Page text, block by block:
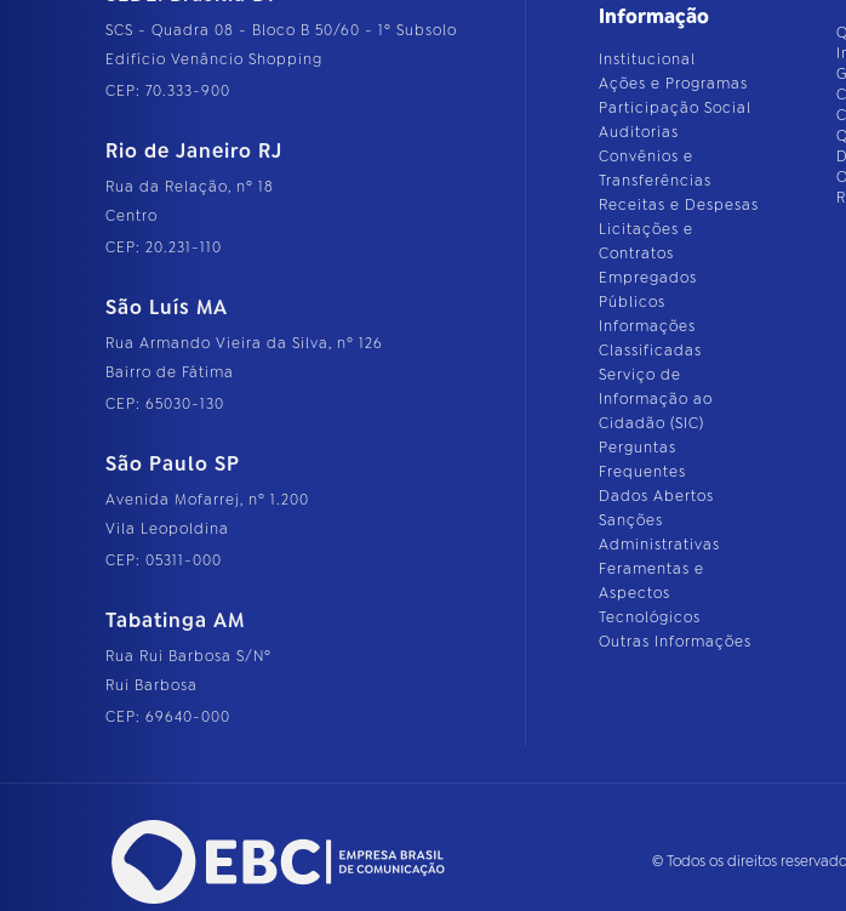
SCS - Quadra 08 - Bloco B 50/60 - 1º Subsolo
Edifício Venâncio Shopping
CEP: 70.333-900
Rio de Janeiro RJ
Rua da Relação, nº 18
Centro
CEP: 20.231-110
São Luís MA
Rua Armando Vieira da Silva, nº 126
Bairro de Fátima
CEP: 65030-130
São Paulo SP
Avenida Mofarrej, nº 1.200
Vila Leopoldina
CEP: 05311-000
Tabatinga AM
Rua Rui Barbosa S/Nº
Rui Barbosa
CEP: 69640-000
Informação
Institucional
Ações e Programas
Participação Social
Auditorias
Convênios e
Transferências
Receitas e Despesas
Licitações e
Contratos
Empregados
Públicos
Informações
Classificadas
Serviço de
Informação ao
Cidadão (SIC)
Perguntas
Frequentes
Dados Abertos
Sanções
Administrativas
Feramentas e
Aspectos
Tecnológicos
Outras Informações
© Todos os direitos